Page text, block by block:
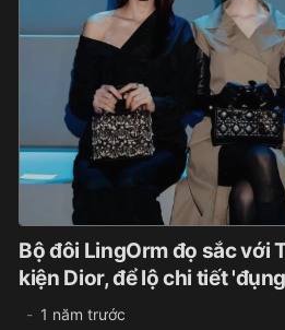
Bộ đôi LingOrm đọ sắc với
kiện Dior, để lộ chi tiết
1 năm trước